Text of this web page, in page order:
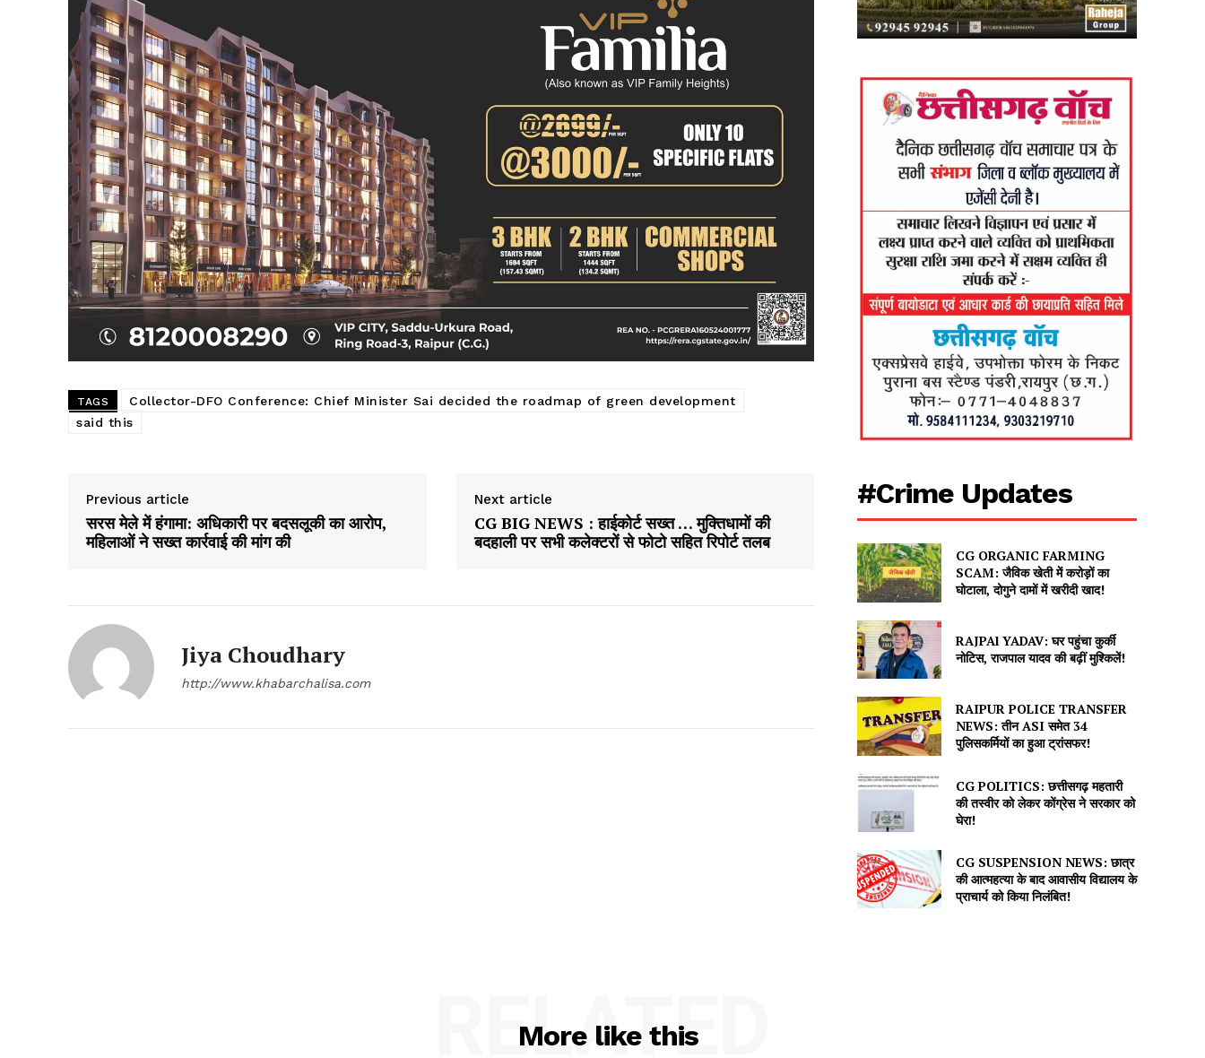
TAGS
Collector-DFO Conference: Chief Minister Sai decided the roadmap of green development
said this
Previous article
सरस मेले में हंगामा: अधिकारी पर बदसलूकी का आरोप,
महिलाओं ने सख्त कार्रवाई की मांग की
Next article
CG BIG NEWS : हाईकोर्ट सख्त … मुक्तिधामों की
बदहाली पर सभी कलेक्टरों से फोटो सहित रिपोर्ट तलब
Jiya Choudhary
http://www.khabarchalisa.com
#Crime Updates
CG ORGANIC FARMING
SCAM: जैविक खेती में करोड़ों का
घोटाला, दोगुने दामों में खरीदी खाद!
RAJPAl YADAV: घर पहुंचा कुर्की
नोटिस, राजपाल यादव की बढ़ीं मुश्किलें!
RAIPUR POLICE TRANSFER
NEWS: तीन ASI समेत 34
पुलिसकर्मियों का हुआ ट्रांसफर!
CG POLITICS: छत्तीसगढ़ महतारी
की तस्वीर को लेकर कोंग्रेस ने सरकार को
घेरा!
CG SUSPENSION NEWS: छात्र
की आत्महत्या के बाद आवासीय विद्यालय के
प्राचार्य को किया निलंबित!
More like this
RELATED